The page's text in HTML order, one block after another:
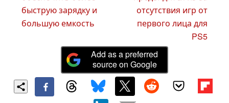
быструю зарядку и
большую емкость
отсутствия игр от
первого лица для
PS5
Add as a preferred
source on Google